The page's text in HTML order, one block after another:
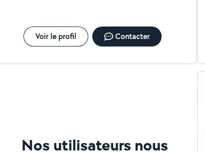
Voir le profil Contacter
Nos utilisateurs nous